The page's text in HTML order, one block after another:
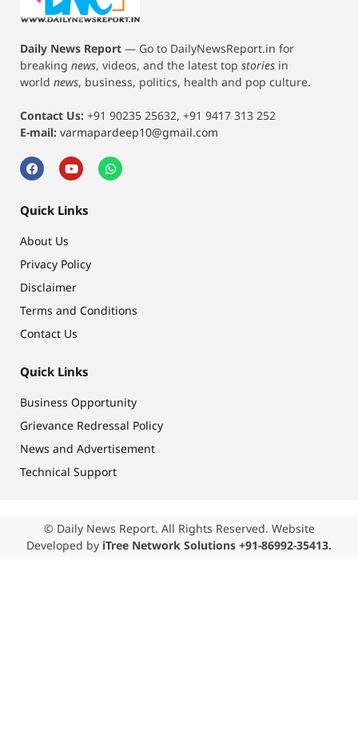
Daily News Report — Go to DailyNewsReport.in for
breaking news, videos, and the latest top stories in
world news, business, politics, health and pop culture.
Contact Us: +91 90235 25632, +91 9417 313 252
E-mail: varmapardeep10@gmail.com
Quick Links
About Us
Privacy Policy
Disclaimer
Terms and Conditions
Contact Us
Quick Links
Business Opportunity
Grievance Redressal Policy
News and Advertisement
Technical Support
© Daily News Report. All Rights Reserved. Website
Developed by iTree Network Solutions +91-86992-35413.